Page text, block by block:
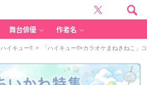
舞台俳優 作者名
ハイキュー!! > 「ハイキュー!!×カラオケまねきねこ」